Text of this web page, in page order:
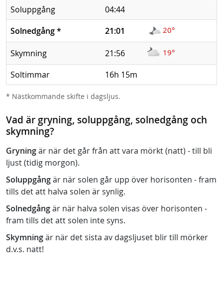
Soluppgång
04:44
Solnedgång* 21:01 20°
Skymning 21:56 19°
Soltimmar 16h 15m
* Nästkommande skifte i dagsljus.
Vad är gryning, soluppgång, solnedgång och
skymning?
Gryningär när det går från att vara mörkt (natt) - till bli
ljust (tidig morgon).
Soluppgångär när solen går upp över horisonten - fram
tills det att halva solen är synlig.
Solnedgångär när halva solen visas över horisonten -
fram tills det att solen inte syns.
Skymningär när det sista av dagsljuset blir till mörker
d.v.s. natt!